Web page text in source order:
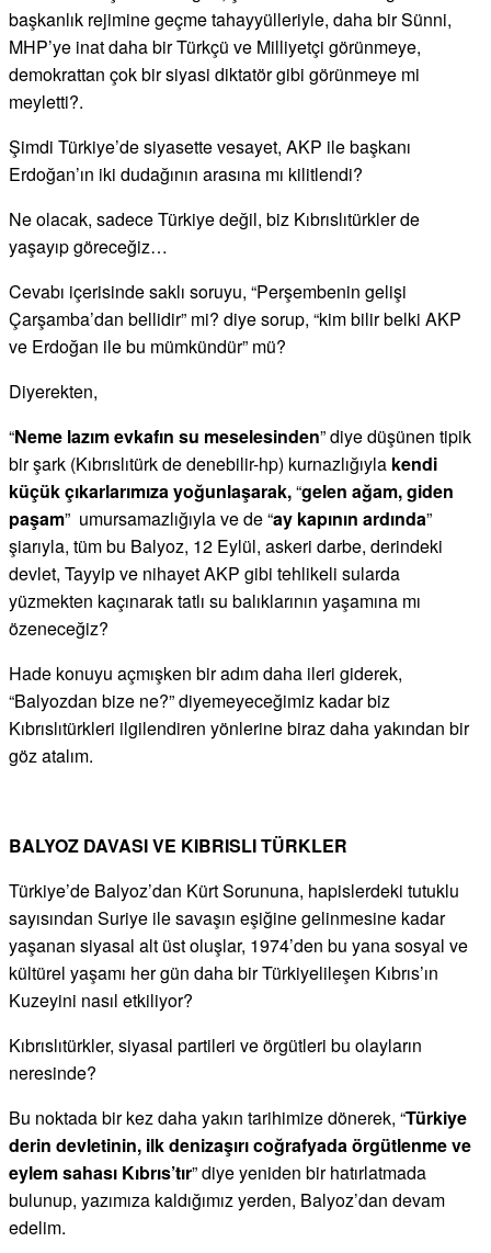
başkanlık rejimine geçme tahayyülleriyle, daha bir Sünni,
MHP’ye inat daha bir Türkçü ve Milliyetçi görünmeye,
demokrattan çok bir siyasi diktatör gibi görünmeye mi
meyletti?.
Şimdi Türkiye’de siyasette vesayet, AKP ile başkanı
Erdoğan’ın iki dudağının arasına mı kilitlendi?
Ne olacak, sadece Türkiye değil, biz Kıbrıslıtürkler de
yaşayıp göreceğiz…
Cevabı içerisinde saklı soruyu, “Perşembenin gelişi
Çarşamba’dan bellidir” mi? diye sorup, “kim bilir belki AKP
ve Erdoğan ile bu mümkündür” mü?
Diyerekten,
“Neme lazım evkafın su meselesinden” diye düşünen tipik
bir şark (Kıbrıslıtürk de denebilir-hp) kurnazlığıyla kendi
küçük çıkarlarımıza yoğunlaşarak,“gelen ağam, giden
paşam” umursamazlığıyla ve de “ay kapının ardında”
şiarıyla, tüm bu Balyoz, 12 Eylül, askeri darbe, derindeki
devlet, Tayyip ve nihayet AKP gibi tehlikeli sularda
yüzmekten kaçınarak tatlı su balıklarının yaşamına mı
özeneceğiz?
Hade konuyu açmışken bir adım daha ileri giderek,
“Balyozdan bize ne?” diyemeyeceğimiz kadar biz
Kıbrıslıtürkleri ilgilendiren yönlerine biraz daha yakından bir
göz atalım.
BALYOZ DAVASI VE KIBRISLI TÜRKLER
Türkiye’de Balyoz’dan Kürt Sorununa, hapislerdeki tutuklu
sayısından Suriye ile savaşın eşiğine gelinmesine kadar
yaşanan siyasal alt üst oluşlar, 1974’den bu yana sosyal ve
kültürel yaşamı her gün daha bir Türkiyelileşen Kıbrıs’ın
Kuzeyini nasıl etkiliyor?
Kıbrıslıtürkler, siyasal partileri ve örgütleri bu olayların
neresinde?
Bu noktada bir kez daha yakın tarihimize dönerek, “Türkiye
derin devletinin, ilk denizaşırı coğrafyada örgütlenme ve
eylem sahası Kıbrıs’tır” diye yeniden bir hatırlatmada
bulunup, yazımıza kaldığımız yerden, Balyoz’dan devam
edelim.